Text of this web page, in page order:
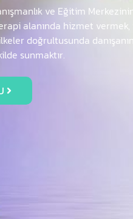
ve Eğitim
alanında hizmet
doğrultusunda
sunmaktır.